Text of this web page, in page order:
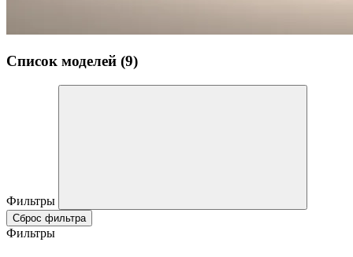
Список моделей (9)
Фильтры
Сброс фильтра
Фильтры